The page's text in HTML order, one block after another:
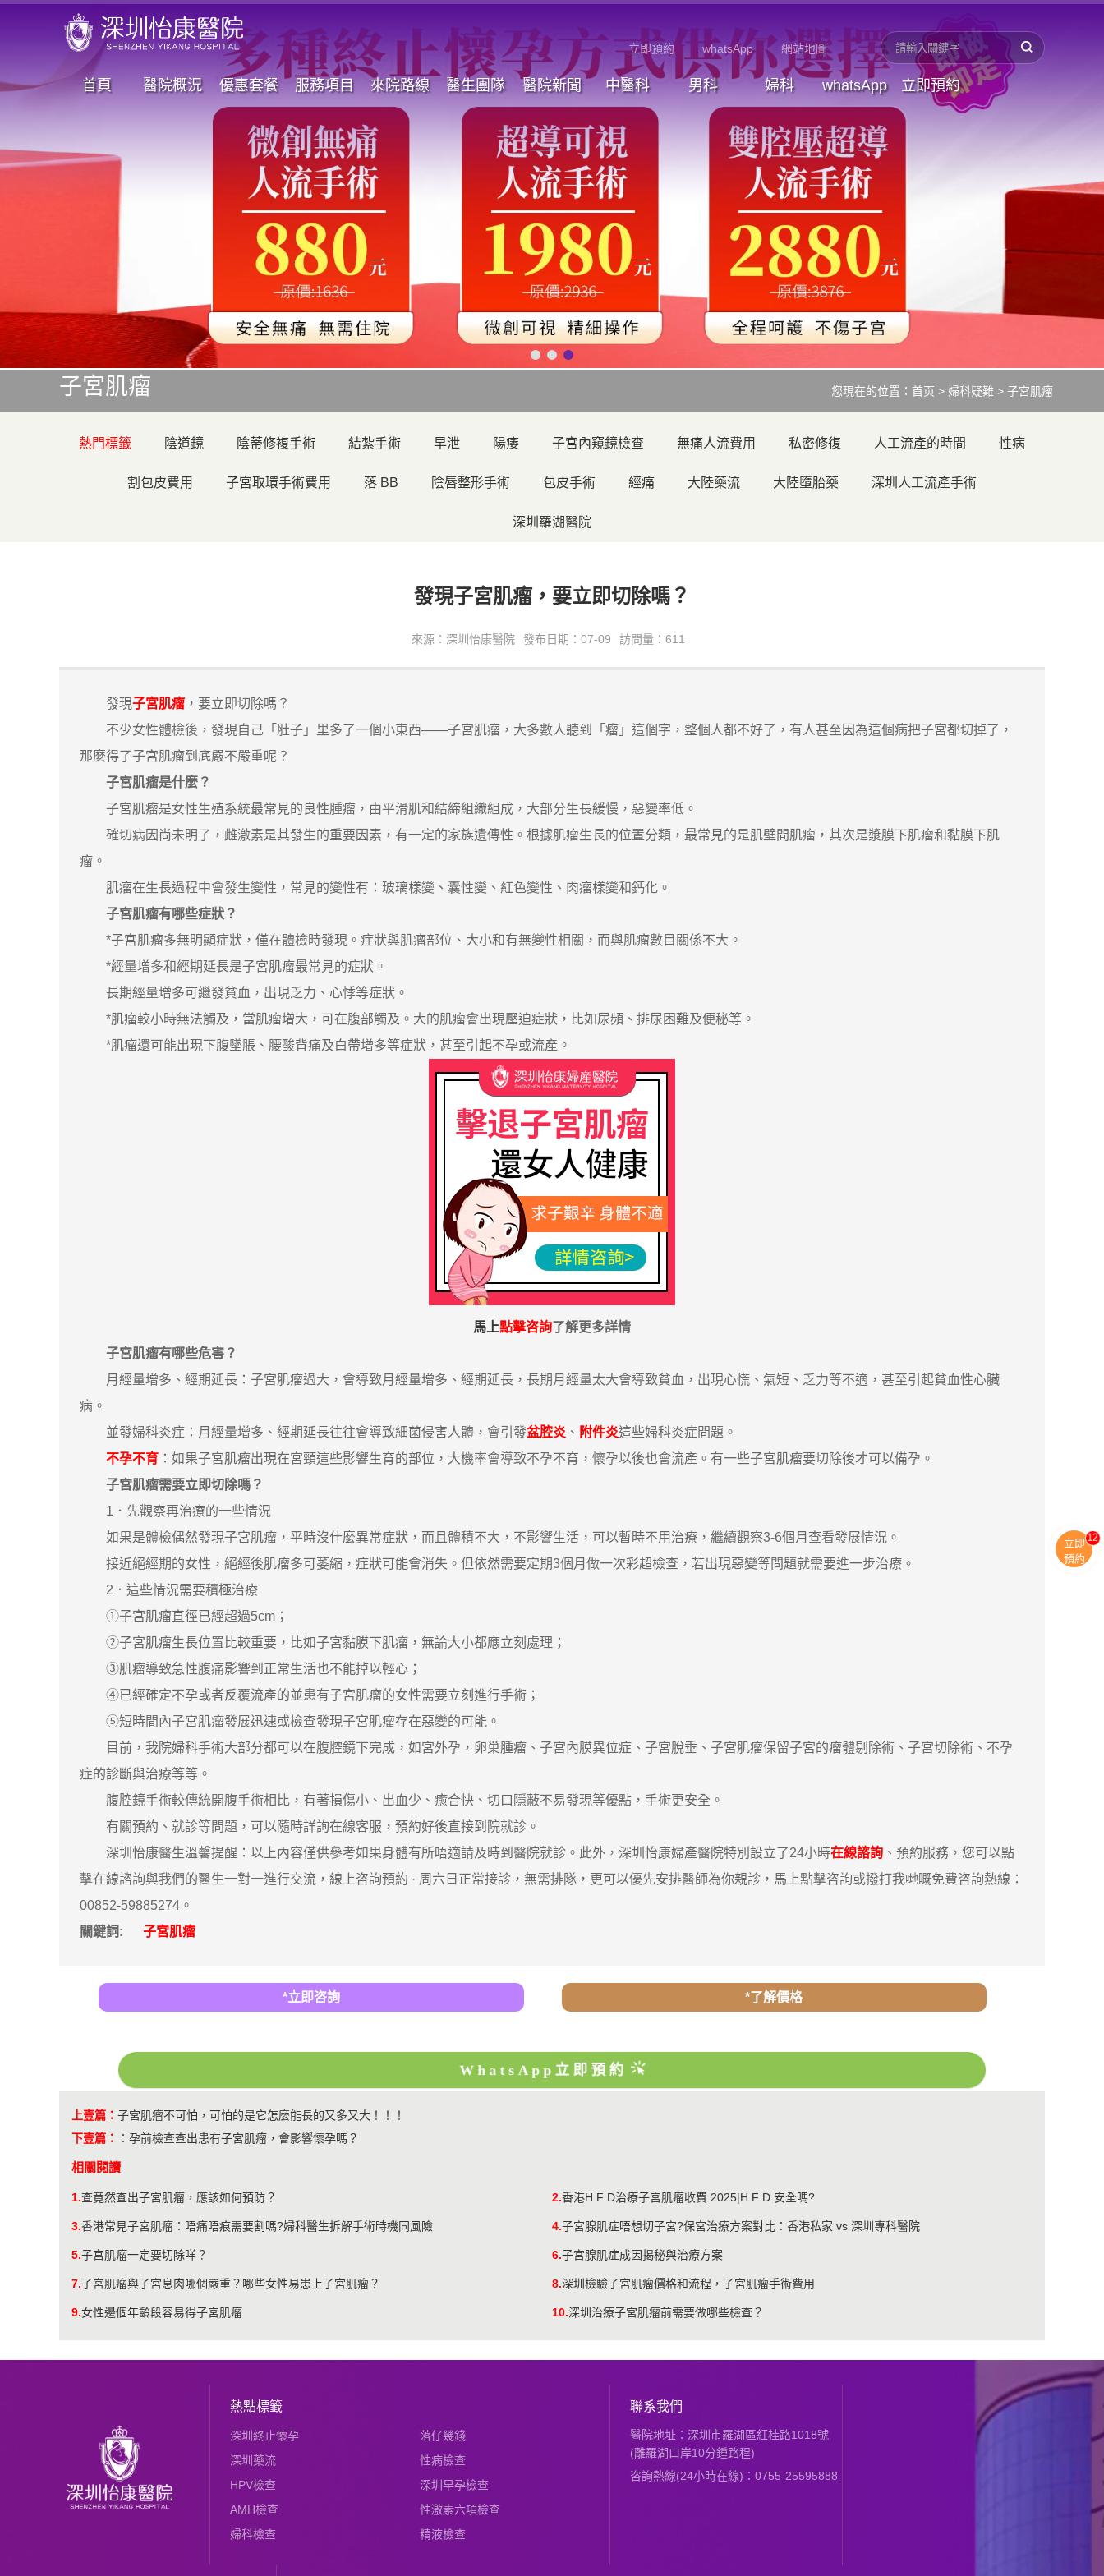
立即預約 whatsApp 網站地圖
首頁 醫院概況 優惠套餐 服務項目 來院路線 醫生團隊 醫院新聞 中醫科 男科 婦科 whatsApp 立即預約
子宮肌瘤 您現在的位置： 首页 > 婦科疑難 > 子宮肌瘤
熱門標籤 陰道鏡 陰蒂修複手術 結紮手術 早泄 陽痿 子宮內窺鏡檢查 無痛人流費用 私密修復 人工流產的時間 性病
割包皮費用 子宮取環手術費用 落 BB 陰唇整形手術 包皮手術 經痛 大陸藥流 大陸墮胎藥 深圳人工流產手術
深圳羅湖醫院
發現子宮肌瘤，要立即切除嗎？
來源：深圳怡康醫院 發布日期：07-09 訪問量：611
發現子宮肌瘤 ，要立即切除嗎？
不少女性體檢後，發現自己「肚子」里多了一個小東西——子宮肌瘤，大多數人聽到「瘤」這個字，整個人都不好了，有人甚至因為這個病把子宮都切掉了，
那麼得了子宮肌瘤到底嚴不嚴重呢？
子宮肌瘤是什麼？
子宮肌瘤是女性生殖系統最常見的良性腫瘤，由平滑肌和結締組織組成，大部分生長緩慢，惡變率低。
確切病因尚未明了，雌激素是其發生的重要因素，有一定的家族遺傳性。根據肌瘤生長的位置分類，最常見的是肌壁間肌瘤，其次是漿膜下肌瘤和黏膜下肌
瘤。
肌瘤在生長過程中會發生變性，常見的變性有：玻璃樣變、囊性變、紅色變性、肉瘤樣變和鈣化。
子宮肌瘤有哪些症狀？
*子宮肌瘤多無明顯症狀，僅在體檢時發現。症狀與肌瘤部位、大小和有無變性相關，而與肌瘤數目關係不大。
*經量增多和經期延長是子宮肌瘤最常見的症狀。
長期經量增多可繼發貧血，出現乏力、心悸等症狀。
*肌瘤較小時無法觸及，當肌瘤增大，可在腹部觸及。大的肌瘤會出現壓迫症狀，比如尿頻、排尿困難及便秘等。
*肌瘤還可能出現下腹墜脹、腰酸背痛及白帶增多等症狀，甚至引起不孕或流產。
馬上點擊咨詢了解更多詳情
子宮肌瘤有哪些危害？
月經量增多、經期延長：子宮肌瘤過大，會導致月經量增多、經期延長，長期月經量太大會導致貧血，出現心慌、氣短、乏力等不適，甚至引起貧血性心臟
病。
並發婦科炎症：月經量增多、經期延長往往會導致細菌侵害人體，會引發盆腔炎 、 附件炎這些婦科炎症問題。
不孕不育 ：如果子宮肌瘤出現在宮頸這些影響生育的部位，大機率會導致不孕不育，懷孕以後也會流產。有一些子宮肌瘤要切除後才可以備孕。
子宮肌瘤需要立即切除嗎？
1．先觀察再治療的一些情況
如果是體檢偶然發現子宮肌瘤，平時沒什麼異常症狀，而且體積不大，不影響生活，可以暫時不用治療，繼續觀察3-6個月查看發展情況。
接近絕經期的女性，絕經後肌瘤多可萎縮，症狀可能會消失。但依然需要定期3個月做一次彩超檢查，若出現惡變等問題就需要進一步治療。
2．這些情況需要積極治療
①子宮肌瘤直徑已經超過5cm；
②子宮肌瘤生長位置比較重要，比如子宮黏膜下肌瘤，無論大小都應立刻處理；
③肌瘤導致急性腹痛影響到正常生活也不能掉以輕心；
④已經確定不孕或者反覆流產的並患有子宮肌瘤的女性需要立刻進行手術；
⑤短時間內子宮肌瘤發展迅速或檢查發現子宮肌瘤存在惡變的可能。
目前，我院婦科手術大部分都可以在腹腔鏡下完成，如宮外孕，卵巢腫瘤、子宮內膜異位症、子宮脫垂、子宮肌瘤保留子宮的瘤體剔除術、子宮切除術、不孕
症的診斷與治療等等。
腹腔鏡手術較傳統開腹手術相比，有著損傷小、出血少、癒合快、切口隱蔽不易發現等優點，手術更安全。
有關預約、就診等問題，可以隨時詳詢在線客服，預約好後直接到院就診。
深圳怡康醫生溫馨提醒：以上內容僅供參考如果身體有所唔適請及時到醫院就診。此外，深圳怡康婦產醫院特別設立了24小時在線諮詢 、預約服務，您可以點
擊在線諮詢與我們的醫生一對一進行交流，線上咨詢預約 · ‎周六日正常接診，無需排隊，更可以優先安排醫師為你親診，馬上點擊咨詢或撥打我哋嘅免費咨詢熱線：
00852-59885274。
關鍵詞:
子宮肌瘤
*立即咨詢 *了解價格
WhatsApp立即預約
上壹篇： 子宮肌瘤不可怕，可怕的是它怎麼能長的又多又大！！！
下壹篇：
： 孕前檢查查出患有子宮肌瘤，會影響懷孕嗎？
相關閱讀
1.查竟然查出子宮肌瘤，應該如何預防？ 2.香港H F D治療子宮肌瘤收費 2025|H F D 安全嗎?
3.香港常見子宮肌瘤：唔痛唔痕需要割嗎?婦科醫生拆解手術時機同風險 4.子宮腺肌症唔想切子宮?保宮治療方案對比：香港私家 vs 深圳專科醫院
5.子宫肌瘤一定要切除咩？ 6.子宮腺肌症成因揭秘與治療方案
7.子宮肌瘤與子宮息肉哪個嚴重？哪些女性易患上子宮肌瘤？ 8.​深圳檢驗子宮肌瘤價格和流程，子宮肌瘤手術費用
9.女性邊個年齡段容易得子宮肌瘤 10.深圳治療子宮肌瘤前需要做哪些檢查？
熱點標籤
深圳終止懷孕
落仔幾錢
深圳藥流
性病檢查
HPV檢查
深圳早孕檢查
AMH檢查
性激素六項檢查
婦科檢查
精液檢查
聯系我們
醫院地址：深圳市羅湖區紅桂路1018號
(離羅湖口岸10分鍾路程)
咨詢熱線(24小時在線)：0755-25595888
立即
預約
11